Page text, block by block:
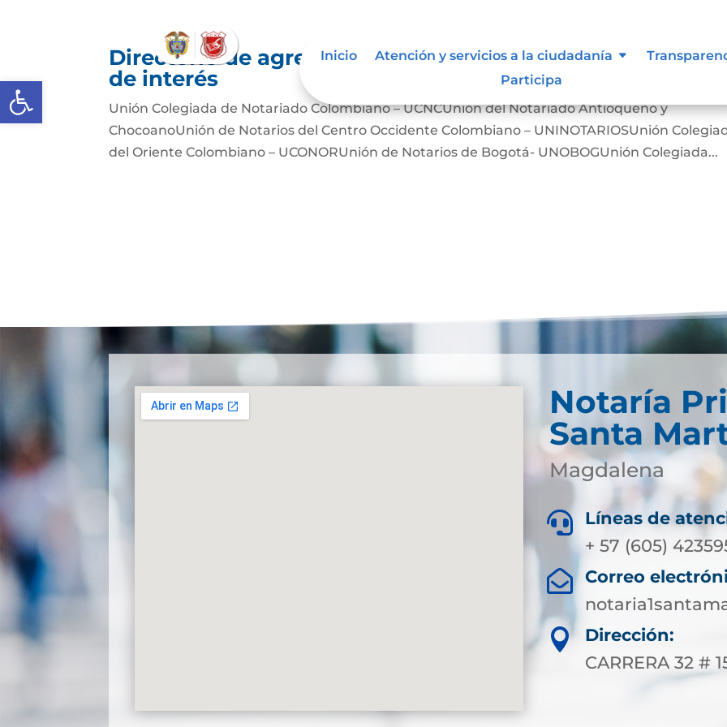
Abrir barra de herramientas
Inicio Atención y servicios a la ciudadanía
Participa
Directorio de agremiaciones, asociaciones y otros
de interés
Unión Colegiada de Notariado Colombiano – UCNCUnión del Notariado Antioqueño y
ChocoanoUnión de Notarios del Centro Occidente Colombiano – UNINOTARIOSUnión
del Oriente Colombiano – UCONORUnión de Notarios de Bogotá- UNOBOGUnión Colegiada...
Notaría
Santa
Magdalena

Líneas de
+ 57 (605)

Correo

Dirección:
CARRERA 32 #